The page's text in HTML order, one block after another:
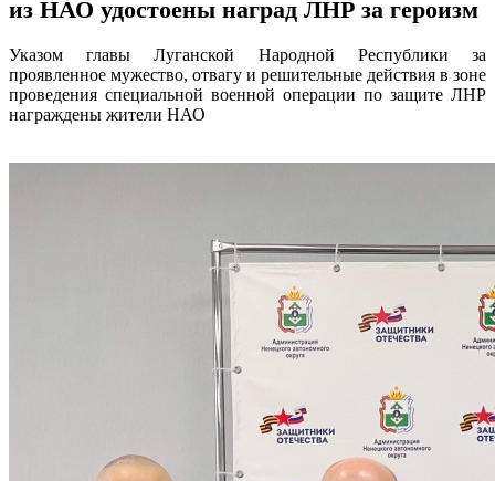
из НАО удостоены наград ЛНР за героизм
Указом главы Луганской Народной Республики за
проявленное мужество, отвагу и решительные действия в зоне
проведения специальной военной операции по защите ЛНР
награждены жители НАО